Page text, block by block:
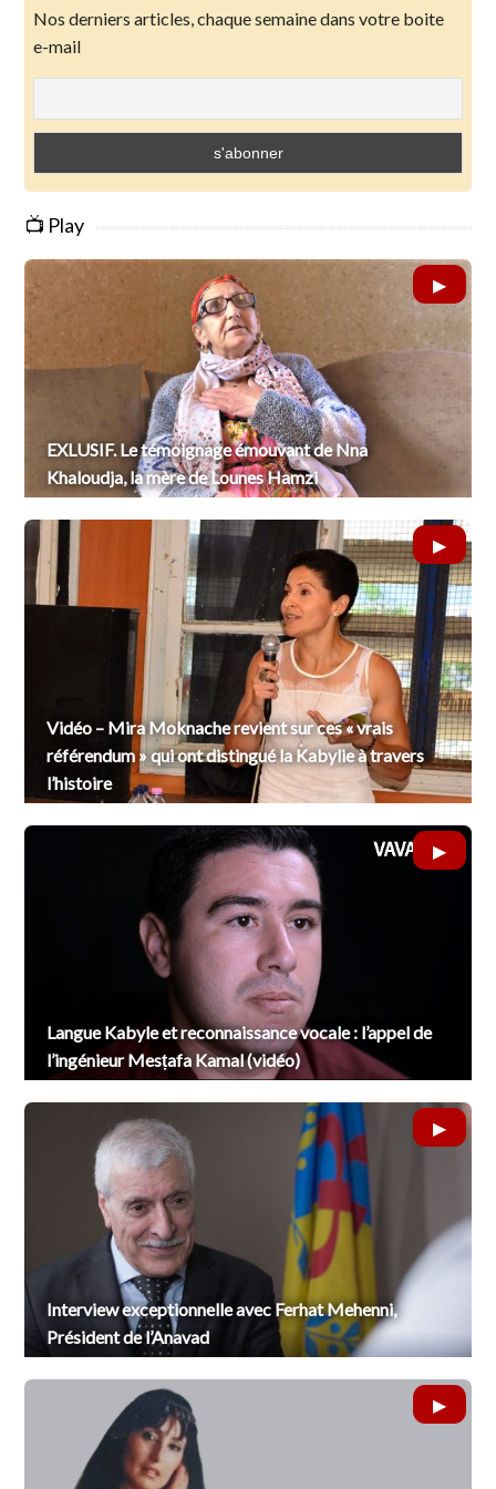
Nos derniers articles, chaque semaine dans votre boite
e-mail
📺 Play
EXLUSIF. Le témoignage émouvant de Nna
Khaloudja, la mère de Lounes Hamzi
Vidéo – Mira Moknache revient sur ces « vrais
référendum » qui ont distingué la Kabylie à travers
l’histoire
Langue Kabyle et reconnaissance vocale : l’appel de
l’ingénieur Mesṭafa Kamal (vidéo)
Interview exceptionnelle avec Ferhat Mehenni,
Président de l’Anavad